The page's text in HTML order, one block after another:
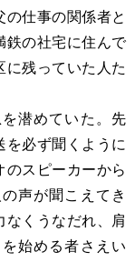
仕事の関係者と
鉄の社宅に住んで
に残っていた人た
潜めていた。先
を必ず聞くように
のスピーカーから
声が聞こえてき
なくうなだれ、肩
始める者さえい